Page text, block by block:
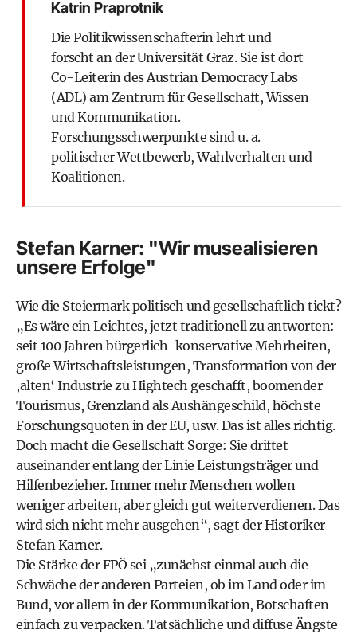
Katrin Praprotnik
Die Politikwissenschafterin lehrt und
forscht an der Universität Graz. Sie ist dort
Co-Leiterin des Austrian Democracy Labs
(ADL) am Zentrum für Gesellschaft, Wissen
und Kommunikation.
Forschungsschwerpunkte sind u. a.
politischer Wettbewerb, Wahlverhalten und
Koalitionen.
Stefan Karner: "Wir musealisieren
unsere Erfolge"
Wie die Steiermark politisch und gesellschaftlich tickt?
„Es wäre ein Leichtes, jetzt traditionell zu antworten:
seit 100 Jahren bürgerlich-konservative Mehrheiten,
große Wirtschaftsleistungen, Transformation von der
,alten‘ Industrie zu Hightech geschafft, boomender
Tourismus, Grenzland als Aushängeschild, höchste
Forschungsquoten in der EU, usw. Das ist alles richtig.
Doch macht die Gesellschaft Sorge: Sie driftet
auseinander entlang der Linie Leistungsträger und
Hilfenbezieher. Immer mehr Menschen wollen
weniger arbeiten, aber gleich gut weiterverdienen. Das
wird sich nicht mehr ausgehen“, sagt der Historiker
Stefan Karner.
Die Stärke der FPÖ sei „zunächst einmal auch die
Schwäche der anderen Parteien, ob im Land oder im
Bund, vor allem in der Kommunikation, Botschaften
einfach zu verpacken. Tatsächliche und diffuse Ängste